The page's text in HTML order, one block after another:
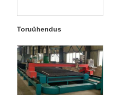
Toruühendus